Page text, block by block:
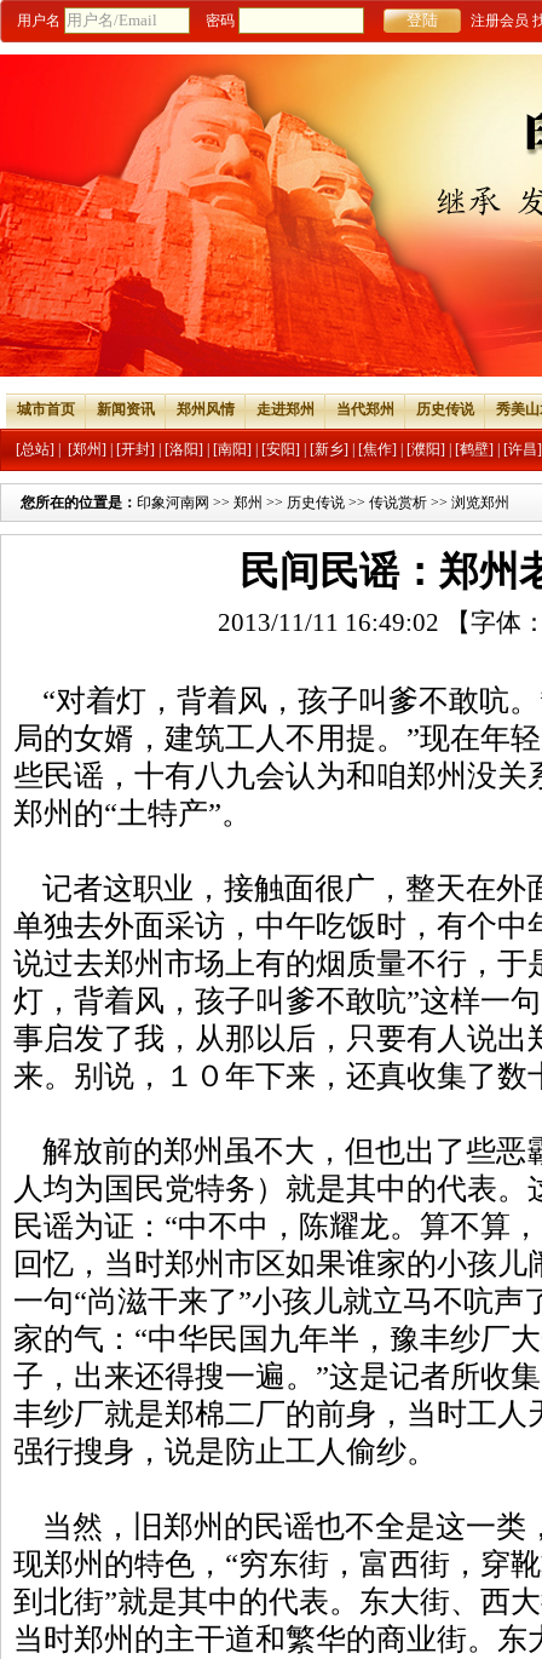
用户名 密码 注册会员
城市首页 新闻资讯 郑州风情 走进郑州 当代郑州 历史传说 秀美
[总站] [郑州] [开封] [洛阳] [南阳] [安阳] [新乡] [焦作] [濮阳] [鹤壁] [许昌]
您所在的位置是： 印象河南网 >> 郑州 >> 历史传说 >> 传说赏析 >> 浏览郑州
民间民谣：郑州
2013/11/11 16:49:02 【字体
“对着灯，背着风，孩子叫爹不敢吭
局的女婿，建筑工人不用提。”现在年
些民谣，十有八九会认为和咱郑州没关
郑州的“土特产”。
记者这职业，接触面很广，整天在外
单独去外面采访，中午吃饭时，有个中
说过去郑州市场上有的烟质量不行，于
灯，背着风，孩子叫爹不敢吭”这样一
事启发了我，从那以后，只要有人说出
来。别说，１０年下来，还真收集了数
解放前的郑州虽不大，但也出了些恶
人均为国民党特务）就是其中的代表
民谣为证：“中不中，陈耀龙。算不算
回忆，当时郑州市区如果谁家的小孩
一句“尚滋干来了”小孩儿就立马不吭声
家的气：“中华民国九年半，豫丰纱厂
子，出来还得搜一遍。”这是记者所收
丰纱厂就是郑棉二厂的前身，当时工人
强行搜身，说是防止工人偷纱。
当然，旧郑州的民谣也不全是这一类
现郑州的特色，“穷东街，富西街，穿
到北街”就是其中的代表。东大街、西
当时郑州的主干道和繁华的商业街。